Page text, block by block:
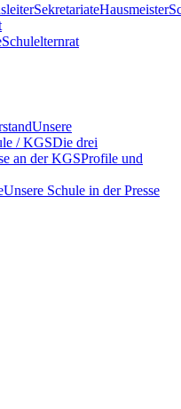
SekretariateHausmeister
Schulelternrat
Unsere
/ KGSDie drei
an der KGSProfile und
Unsere Schule in der Presse